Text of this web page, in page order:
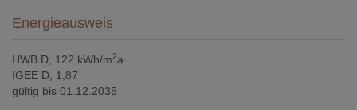
Energieausweis
HWB D, 122 kWh/m2a
fGEE D, 1,87
gültig bis 01.12.2035